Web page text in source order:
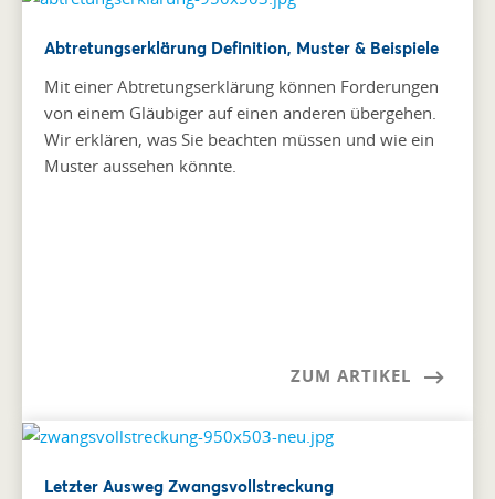
Abtretungserklärung Definition, Muster & Beispiele
Mit einer Abtretungserklärung können Forderungen
von einem Gläubiger auf einen anderen übergehen.
Wir erklären, was Sie beachten müssen und wie ein
Muster aussehen könnte.
ZUM ARTIKEL
Letzter Ausweg Zwangsvollstreckung